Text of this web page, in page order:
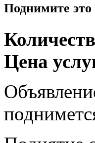
Поднимите это
Цена